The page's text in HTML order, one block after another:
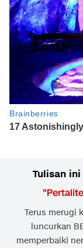
Tulisan
"
Terus merugi
luncurkan
memperbaiki